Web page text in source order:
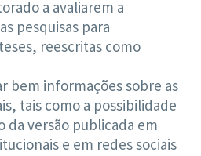
a avaliarem a
pesquisas para
reescritas como
bem informações sobre as
tais como a possibilidade
da versão publicada em
e em redes sociais